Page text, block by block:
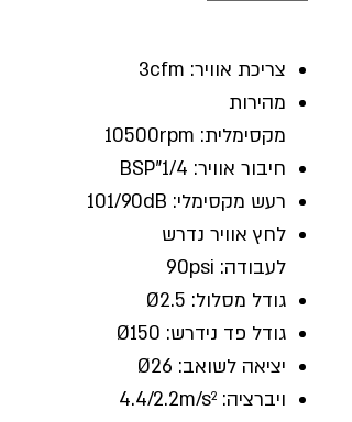
צריכת אוויר: 3cfm
מהירות
מקסימלית: 10500rpm
חיבור אוויר: 1/4"BSP
רעש מקסימלי: 101/90dB
לחץ אוויר נדרש
לעבודה: 90psi
גודל מסלול: Ø2.5
גודל פד נידרש: Ø150
יציאה לשואב: Ø26
ויברציה: 4.4/2.2m/s²